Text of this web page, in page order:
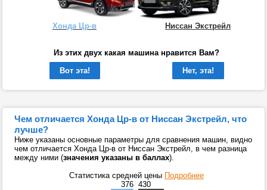
Хонда Цр-в Ниссан Экстрейл
Из этих двух какая машина нравится Вам?
Вот эта!
Нет, эта!
Чем отличается Хонда Цр-в от Ниссан Экстрейл, что
лучше?
Ниже указаны основные параметры для сравнения машин, видно
чем отличается Хонда Цр-в от Ниссан Экстрейл, в чем разница
между ними (значения указаны в баллах).
Статистика средней цены Подробнее
376 430